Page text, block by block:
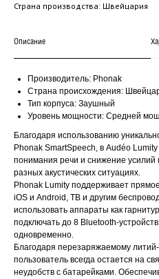
Страна производства: Швейцария
Описание
Производитель: Phonak
Страна происхождения:
Тип корпуса: Заушный
Уровень мощности: Средней
Благодаря использованию
Phonak SmartSpeech, в Audéo
понимания речи и снижение
разных акустических ситуациях.
Phonak Lumity поддерживает
iOS и Android, ТВ и другим
использовать аппараты как
подключать до 8 Bluetooth-
одновременно.
Благодаря перезаряжаемому
пользователь всегда остается на
неудобств с батарейками.